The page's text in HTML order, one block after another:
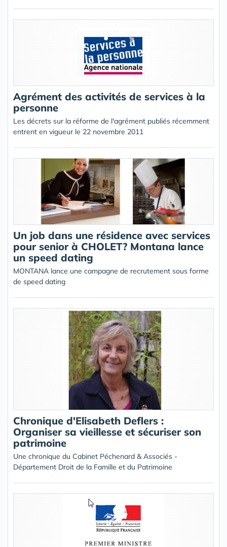
Agrément des activités de services à la
personne
Les décrets sur la réforme de l'agrément publiés récemment
entrent en vigueur le 22 novembre 2011
Un job dans une résidence avec services
pour senior à CHOLET? Montana lance
un speed dating
MONTANA lance une campagne de recrutement sous forme
de speed dating
Chronique d'Elisabeth Deflers :
Organiser sa vieillesse et sécuriser son
patrimoine
Une chronique du Cabinet Péchenard & Associés -
Département Droit de la Famille et du Patrimoine